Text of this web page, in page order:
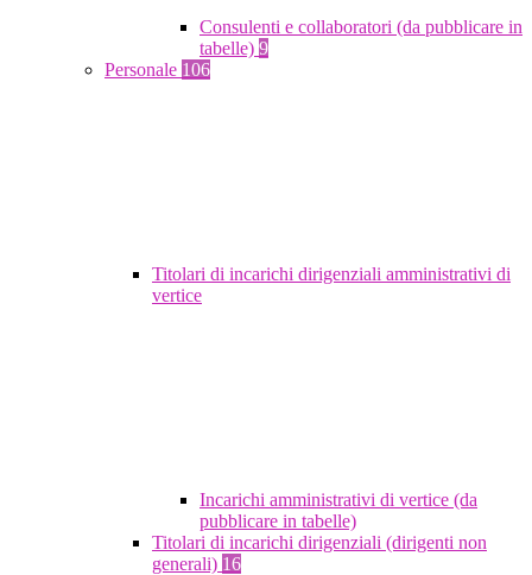
Consulenti e collaboratori (da pubblicare in
tabelle) 9
Personale 106
Titolari di incarichi dirigenziali amministrativi di
vertice
Incarichi amministrativi di vertice (da
pubblicare in tabelle)
Titolari di incarichi dirigenziali (dirigenti non
generali) 16